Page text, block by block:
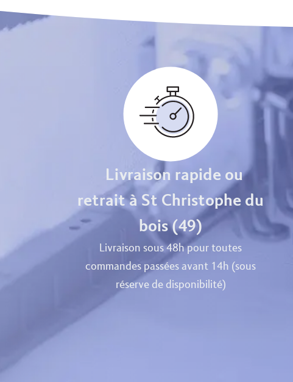
Livraison rapide ou
retrait à St Christophe du
bois (49)
Livraison sous 48h pour toutes
commandes passées avant 14h (sous
réserve de disponibilité)